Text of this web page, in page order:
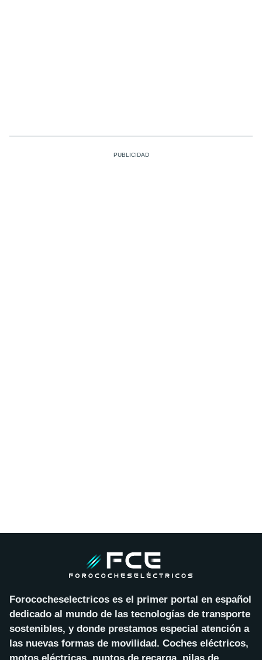
Forococheselectricos es el primer portal en español
dedicado al mundo de las tecnologías de transporte
sostenibles, y donde prestamos especial atención a
las nuevas formas de movilidad. Coches eléctricos,